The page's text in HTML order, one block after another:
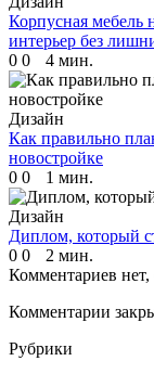
Корпусная мебель
интерьер без
0 0 4 мин.
Дизайн
Как правильно
новостройке
0 0 1 мин.
Дизайн
Диплом, который
0 0
2 мин.
Комментариев нет,
Комментарии
Рубрики